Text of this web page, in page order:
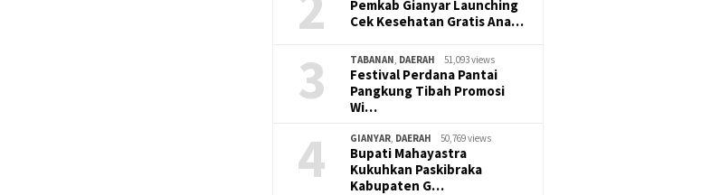
Pemkab Gianyar Launching
Cek Kesehatan Gratis Ana…
3 TABANAN, DAERAH 51,093 views
Festival Perdana Pantai
Pangkung Tibah Promosi
Wi…
4 GIANYAR, DAERAH 50,769 views
Bupati Mahayastra
Kukuhkan Paskibraka
Kabupaten G…